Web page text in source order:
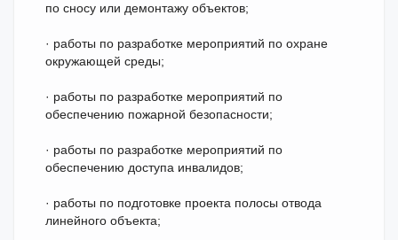
по сносу или демонтажу объектов;
· работы по разработке мероприятий по охране
окружающей среды;
· работы по разработке мероприятий по
обеспечению пожарной безопасности;
· работы по разработке мероприятий по
обеспечению доступа инвалидов;
· работы по подготовке проекта полосы отвода
линейного объекта;